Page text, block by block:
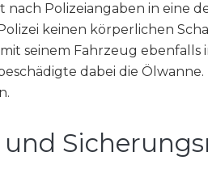
nach Polizeiangaben in eine
keinen körperlichen
seinem Fahrzeug ebenfalls
dabei die
und